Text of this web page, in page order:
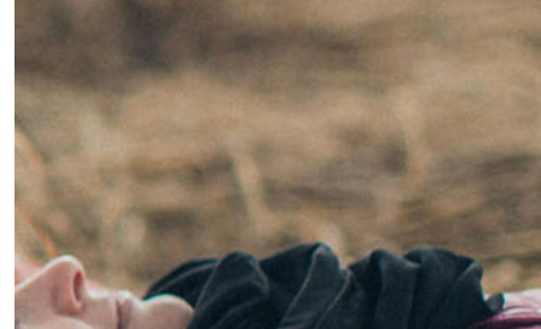
ZWISCHEN ZORN UND
ZÄRTLICHKEIT – Gefühle
spüren in der Natur
Mit Claudia Snehotta & André
Lorino
Kosten: € 380,-
jetzt anmelden!